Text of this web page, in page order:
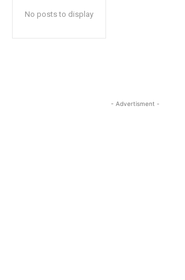
No posts to display
- Advertisment -